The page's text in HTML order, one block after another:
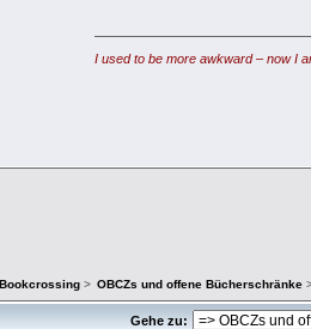
I used to be more awkward – now I
Bookcrossing> OBCZs und offene Bücherschränke
Gehe zu: